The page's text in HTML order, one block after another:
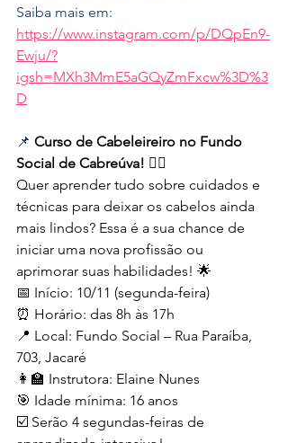
Saiba mais em:
https://www.instagram.com/p/DQpEn9-
Ewju/?
igsh=MXh3MmE5aGQyZmFxcw%3D%3
D
📌 Curso de Cabeleireiro no Fundo
Social de Cabreúva! 💇‍♀️
Quer aprender tudo sobre cuidados e
técnicas para deixar os cabelos ainda
mais lindos? Essa é a sua chance de
iniciar uma nova profissão ou
aprimorar suas habilidades! 🌟
📅 Início: 10/11 (segunda-feira)
⏰ Horário: das 8h às 17h
📍 Local: Fundo Social – Rua Paraíba,
703, Jacaré
👩‍🏫 Instrutora: Elaine Nunes
🎯 Idade mínima: 16 anos
☑️ Serão 4 segundas-feiras de